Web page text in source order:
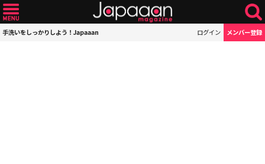
手洗いをしっかりしよう！Japaaan ログイン メンバー登録